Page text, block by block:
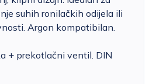
suhih ronilačkih odijela ili
Argon kompatibilan.
+ prekotlačni ventil. DIN